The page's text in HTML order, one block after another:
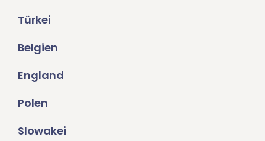
Türkei
Belgien
England
Polen
Slowakei